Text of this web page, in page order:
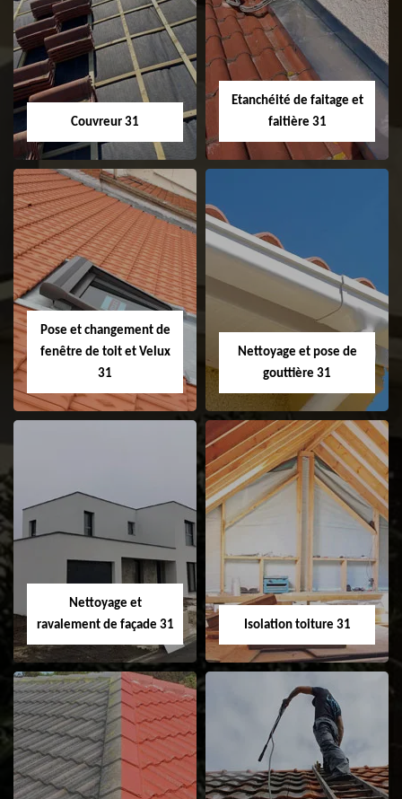
Couvreur 31
Couvreur 31
Etanchéité de faitage et
faitière 31
Etanchéité de
faitage et faitière
31
Pose et changement de
fenêtre de toit et Velux
31
Pose et
changement de
fenêtre de toit et
Velux 31
Nettoyage et pose de
gouttière 31
Nettoyage et pose
Nettoyage et
ravalement de façade 31
Nettoyage et
ravalement de
Isolation toiture 31
Isolation toiture 31